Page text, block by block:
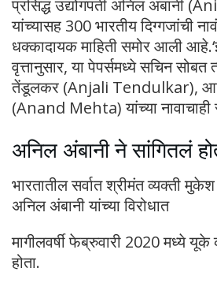
प्रसिद्ध उद्योगपती अनिल अंबानी
यांच्यासह 300 भारतीय दिग्गजांची
धक्कादायक माहिती समोर आली
वृत्तानुसार, या पेपर्समध्ये सचिन सोबत
तेंडूलकर (Anjali Tendulkar),
(Anand Mehta) यांच्या
अनिल अंबानी ने सांगितलं
भारतातील सर्वात श्रीमंत व्यक्ती
अनिल अंबानी यांच्या विरोधात
मागीलवर्षी फेब्रुवारी 2020 मध्ये
होता.